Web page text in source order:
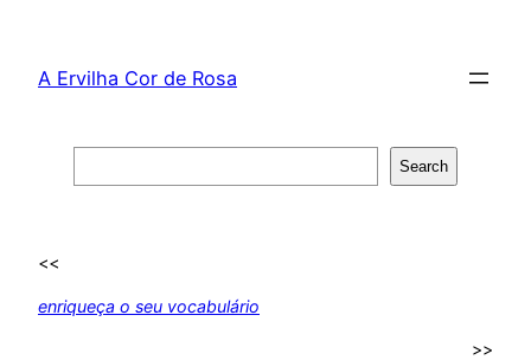
content
A Ervilha Cor de Rosa
Search
<<
enriqueça o seu vocabulário
>>